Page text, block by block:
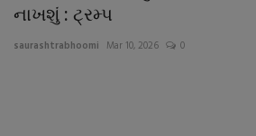
About Author
નાખશું : ટ્રમ્પ
saurashtrabhoomi Mar 10, 2026 0